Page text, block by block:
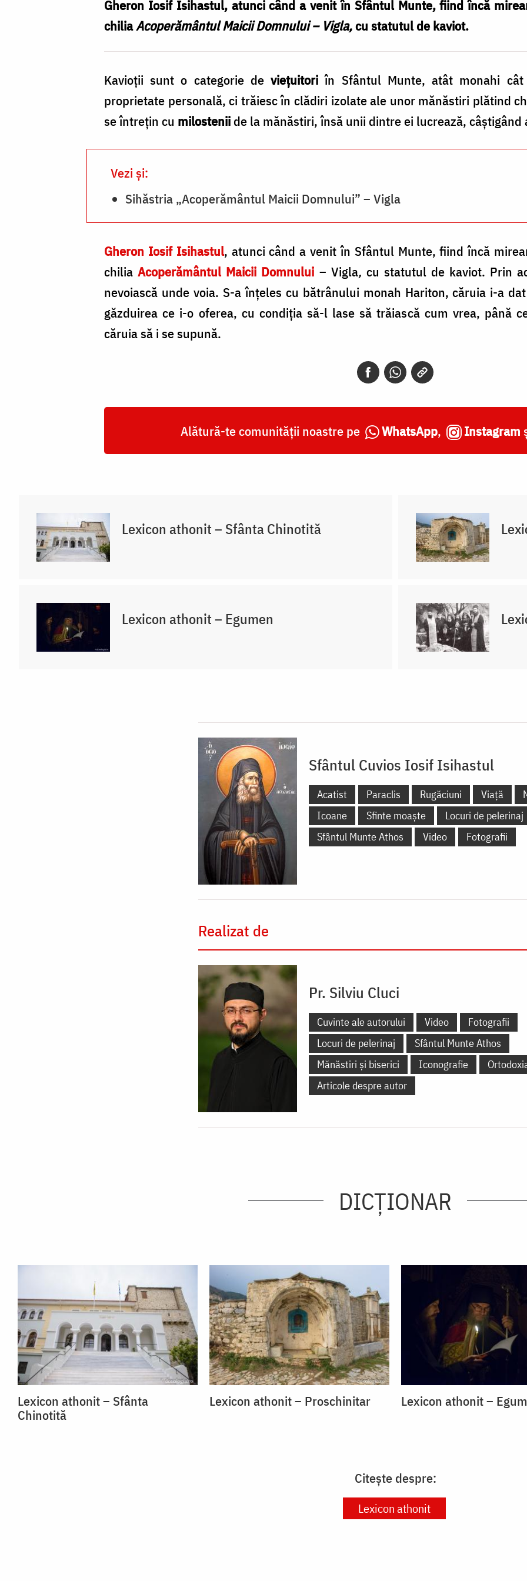
Gheron Iosif Isihastul, atunci când a venit în Sfântul Munte, fiind încă
chiliaAcoperământul Maicii Domnului – Vigla,cu statutul de kaviot.
Kavioţii sunt o categorie devieţuitori în Sfântul Munte, atât monahi
proprietate personală, ci trăiesc în clădiri izolate ale unor mănăstiri plătind
se întreţin cu milostenii de la mănăstiri, însă unii dintre ei lucrează,
Vezi și:
Sihăstria „Acoperământul Maicii Domnului” – Vigla
Gheron Iosif Isihastul, atunci când a venit în Sfântul Munte, fiind încă
chiliaAcoperământul Maicii Domnului – Vigla, cu statutul de kaviot. Prin
nevoiască unde voia. S-a înţeles cu bătrânului monah Hariton, căruia i-a
găzduirea ce i-o oferea, cu condiţia să-l lase să trăiască cum vrea, până
căruia să i se supună.
Alătură-te comunității noastre pe WhatsApp, Instagram
Lexicon athonit – Sfânta Chinotită
Lexicon athonit – Egumen
Sfântul Cuvios Iosif Isihastul
Acatist Paraclis Rugăciuni Viață
Icoane
Sfinte moaște
Locuri de pelerinaj
Sfântul Munte Athos
Video Fotografii
Realizat de
Pr. Silviu Cluci
Cuvinte ale autorului Video
Fotografii
Locuri de pelerinaj
Sfântul Munte Athos
Mănăstiri și biserici
Iconografie
Articole despre autor
DICŢIONAR
Lexicon athonit – Sfânta
Chinotită
Lexicon athonit – Proschinitar Lexicon athonit –
Citește despre:
Lexicon athonit